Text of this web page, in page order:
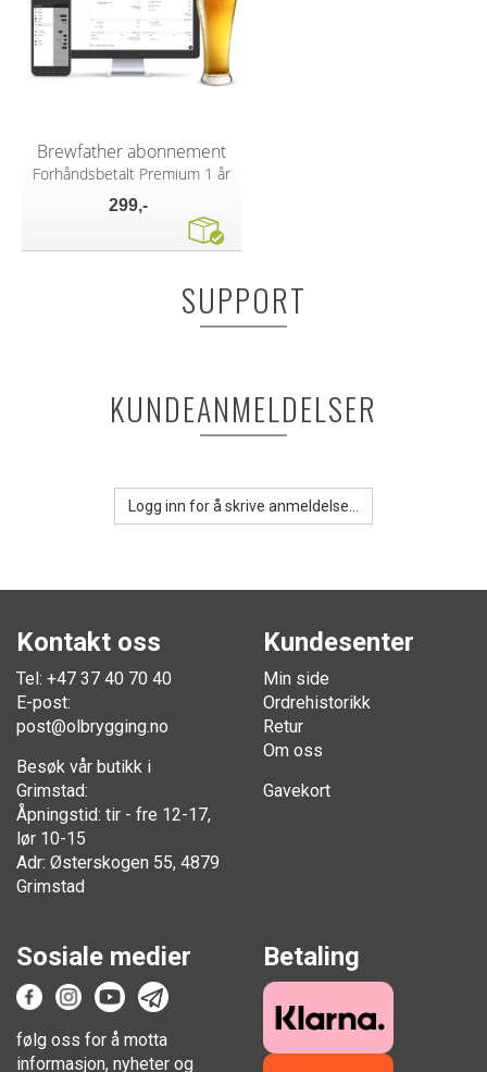
Brewfather abonnement
Forhåndsbetalt Premium 1 år
299,-
SUPPORT
KUNDEANMELDELSER
Logg inn for å skrive anmeldelse...
Kontakt oss
Tel: +47 37 40 70 40
E-post:
post@olbrygging.no
Besøk vår butikk i
Grimstad:
Åpningstid: tir - fre 12-17,
lør 10-15
Adr: Østerskogen 55, 4879
Grimstad
Kundesenter
Min side
Ordrehistorikk
Retur
Om oss
Gavekort
Sosiale medier
følg oss for å motta
informasjon, nyheter og
Betaling